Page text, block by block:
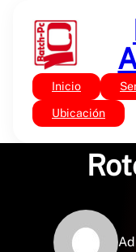
contenido
Inicio
Ubicación
I